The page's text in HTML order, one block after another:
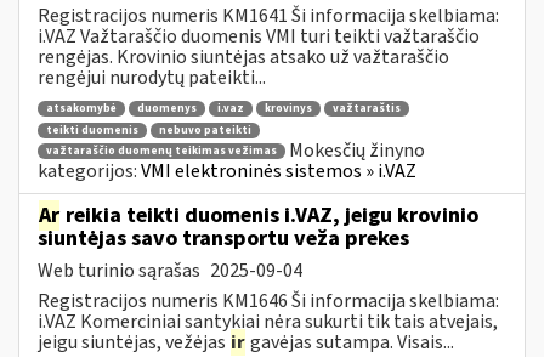
Registracijos numeris KM1641 Ši informacija skelbiama:
i.VAZ Važtaraščio duomenis VMI turi teikti važtaraščio
rengėjas. Krovinio siuntėjas atsako už važtaraščio
rengėjui nurodytų pateikti...
atsakomybė duomenys i.vaz krovinys
važtaraštis
teikti duomenis
nebuvo pateikti
važtaraščio duomenų teikimas vežimas
Mokesčių žinyno
kategorijos:VMI elektroninės sistemos » i.VAZ
Ar reikia teikti duomenis i.VAZ, jeigu krovinio
siuntėjas savo transportu veža prekes
Web turinio sąrašas 2025-09-04
Registracijos numeris KM1646 Ši informacija skelbiama:
i.VAZ Komerciniai santykiai nėra sukurti tik tais atvejais,
jeigu siuntėjas, vežėjas irgavėjas sutampa. Visais...